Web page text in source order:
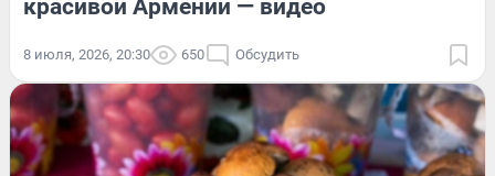
красивой Армении — видео
8 июля, 2026, 20:30 650 Обсудить